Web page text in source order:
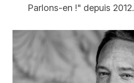
Parlons-en !" depuis 2012.